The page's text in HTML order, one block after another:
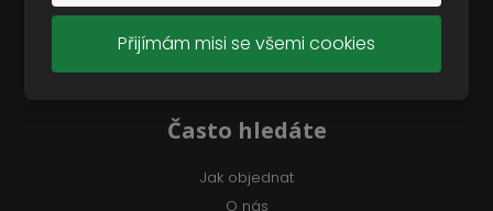
Přijímám misi se všemi cookies
Vojenské vybavení
Vojenská technika
Camping a outdoor
Často hledáte
Jak objednat
O nás